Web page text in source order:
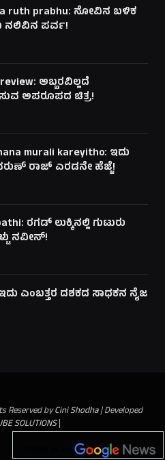
ruth prabhu: ನೋವಿನ ಬಳಿಕ
ನಲಿವಿನ ಪರ್ವ!
ಅಬ್ಬರವಿಲ್ಲದೆ
ಅಪರೂಪದ ಚಿತ್ರ!
murali kareyitho: ಇದು
ರಾಜ್ ಎರಡನೇ ಹೆಜ್ಜೆ!
ರಗಡ್ ಲುಕ್ಕಿನಲ್ಲಿ ಗುಟುರು
ನವೀನ್!
ಎಂಬತ್ತರ ದಶಕದ ಸಾಧಕನ ನೈಜ
Reserved byCini Shodha| Developed
SOLUTIONS|